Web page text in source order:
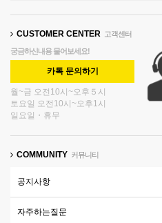
CUSTOMER CENTER 고객센터
궁금하신내용 물어보세요!
카톡 문의하기
월~금 오전10시~오후５시
토요일 오전10시~오후1시
일요일・휴무
COMMUNITY 커뮤니티
공지사항
자주하는질문